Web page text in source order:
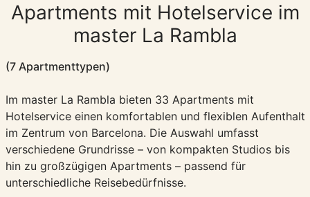
Apartments mit Hotelservice im
master La Rambla
(7 Apartmenttypen)
Im master La Rambla bieten 33 Apartments mit
Hotelservice einen komfortablen und flexiblen Aufenthalt
im Zentrum von Barcelona. Die Auswahl umfasst
verschiedene Grundrisse – von kompakten Studios bis
hin zu großzügigen Apartments – passend für
unterschiedliche Reisebedürfnisse.